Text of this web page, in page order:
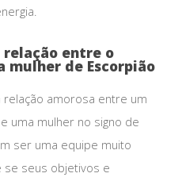
relação entre o
mulher de Escorpião
amorosa entre um
uma mulher no signo de
ser uma equipe muito
seus objetivos e